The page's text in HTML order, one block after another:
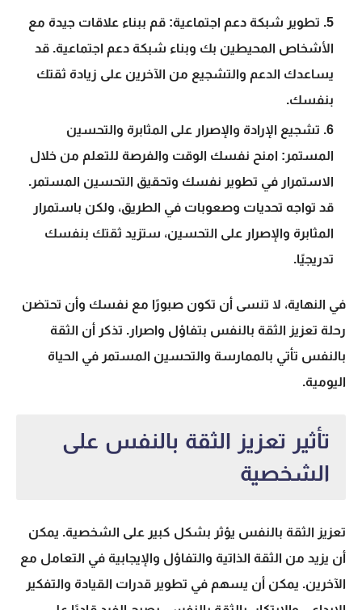
تطوير شبكة دعم اجتماعية: قم ببناء علاقات جيدة مع
الأشخاص المحيطين بك وبناء شبكة دعم اجتماعية. قد
يساعدك الدعم والتشجيع من الآخرين على زيادة ثقتك
بنفسك.
تشجيع الإرادة والإصرار على المثابرة والتحسين
المستمر: امنح نفسك الوقت والفرصة للتعلم من خلال
الاستمرار في تطوير نفسك وتحقيق التحسين المستمر.
قد تواجه تحديات وصعوبات في الطريق، ولكن باستمرار
المثابرة والإصرار على التحسين، ستزيد ثقتك بنفسك
تدريجيًا.
في النهاية، لا تنسى أن تكون صبورًا مع نفسك وأن تحتضن
رحلة تعزيز الثقة بالنفس بتفاؤل واصرار. تذكر أن الثقة
بالنفس تأتي بالممارسة والتحسين المستمر في الحياة
اليومية.
تأثير تعزيز الثقة بالنفس على
الشخصية
تعزيز الثقة بالنفس يؤثر بشكل كبير على الشخصية. يمكن
أن يزيد من الثقة الذاتية والتفاؤل والإيجابية في التعامل مع
الآخرين. يمكن أن يسهم في تطوير قدرات القيادة والتفكير